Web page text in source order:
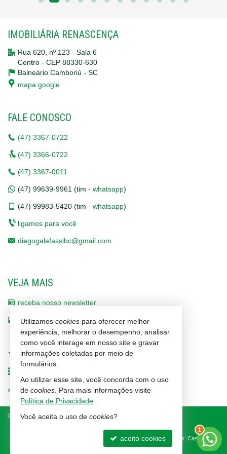
IMOBILIÁRIA RENASCENÇA
Rua 620, nº 123 - Sala 6
Centro - CEP 88330-630
Balneário Camboriú - SC
mapa google
FALE CONOSCO
(47) 3367-0722
(47) 3366-0722
(47) 3367-0011
(47) 99639-9961 (tim - whatsapp)
(47) 99983-5420 (tim - whatsapp)
ligamos para você
diegogalafassibc@gmail.com
VEJA MAIS
receba nosso newsletter
indicadores financeiros
cadastre seu imóvel
imóveis favoritos
trabalhe conosco
© 2026 CRECI/SC 1464-J Política de Privacidade
Site para imobiliárias: Castel Digital
2
Utilizamos cookies para oferecer melhor
experiência, melhorar o desempenho, analisar
como você interage em nosso site e gravar
informações coletadas por meio de
formulários.
Ao utilizar esse site, você concorda com o uso
de cookies . Para mais informações visite
Política de Privacidade
Você aceita o uso de cookies?
aceito cookies